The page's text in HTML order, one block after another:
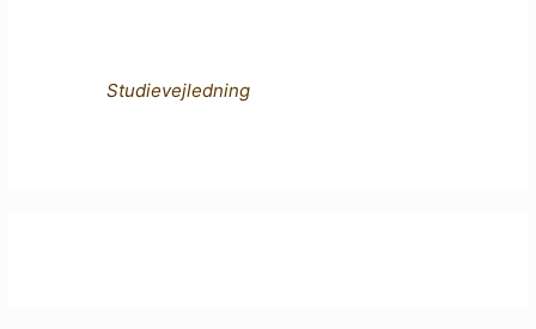
Studievejledning